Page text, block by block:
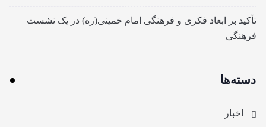
تأکید بر ابعاد فکری و فرهنگی امام خمینی(ره) در یک نشست
فرهنگی
دسته‌ها
اخبار